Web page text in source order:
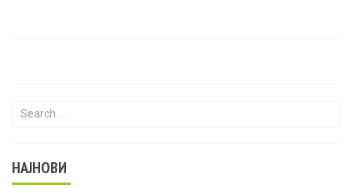
Search for:
НАЈНОВИ